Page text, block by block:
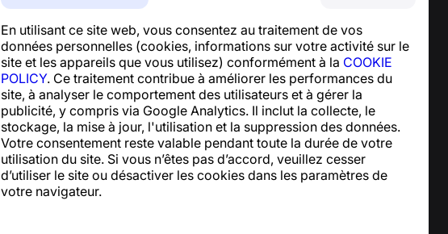
En utilisant ce site web, vous consentez au traitement de vos
données personnelles (cookies, informations sur votre activité sur le
site et les appareils que vous utilisez) conformément à la COOKIE
POLICY. Ce traitement contribue à améliorer les performances du
site, à analyser le comportement des utilisateurs et à gérer la
publicité, y compris via Google Analytics. Il inclut la collecte, le
stockage, la mise à jour, l'utilisation et la suppression des données.
Votre consentement reste valable pendant toute la durée de votre
utilisation du site. Si vous n’êtes pas d’accord, veuillez cesser
d’utiliser le site ou désactiver les cookies dans les paramètres de
votre navigateur.
Actualités et articles
À propos du projet
Contacts